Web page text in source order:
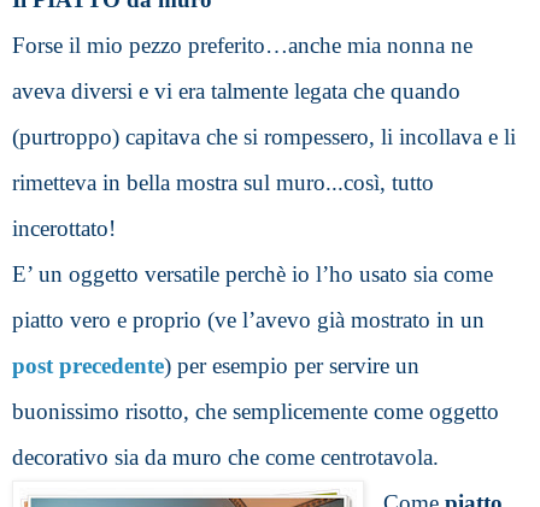
Forse il mio pezzo preferito…anche mia nonna ne
aveva diversi e vi era talmente legata che quando
(purtroppo) capitava che si rompessero, li incollava e li
rimetteva in bella mostra sul muro...così, tutto
incerottato!
E’ un oggetto versatile perchè io l’ho usato sia come
post precedente) per esempio per servire un
buonissimo risotto, che semplicemente come oggetto
decorativo sia da muro che come centrotavola.